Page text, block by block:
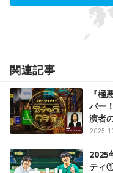
関連記事
『極
バー
演者
2025
ティ